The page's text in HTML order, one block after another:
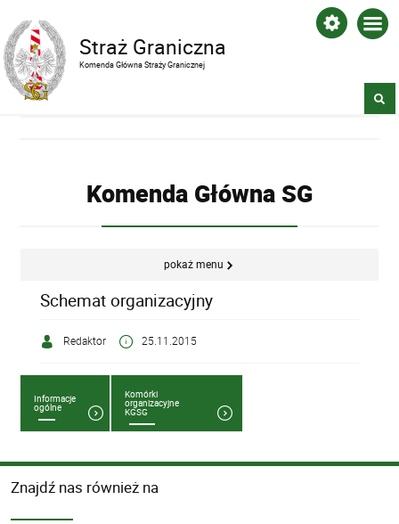
Straż Graniczna
Komenda Główna Straży Granicznej
Komenda Główna SG
pokaż menu
Schemat organizacyjny
Redaktor 25.11.2015
Informacje
ogólne
Komórki
organizacyjne
KGSG
Znajdź nas również na